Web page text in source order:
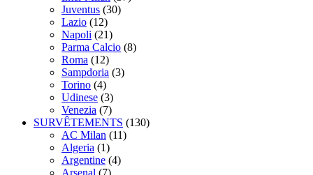
Juventus (30)
Lazio (12)
Napoli (21)
Parma Calcio (8)
Roma (12)
Sampdoria (3)
Torino (4)
Udinese (3)
Venezia (7)
SURVÊTEMENTS (130)
AC Milan (11)
Algeria (1)
Argentine (4)
Arsenal (7)